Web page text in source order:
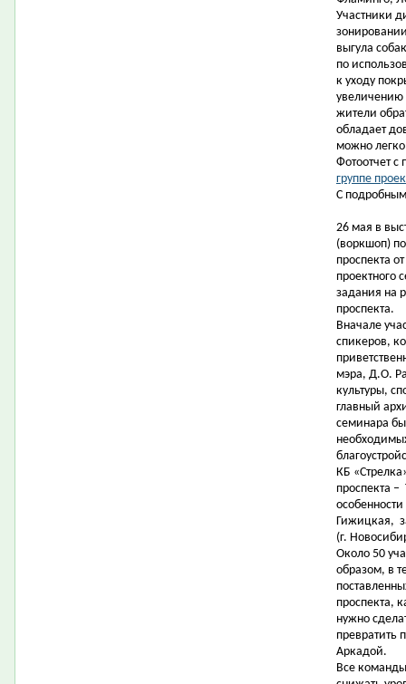
Участники
выгула
по
к уходу
увеличению
жители
обладает
можно
Фотоотчет
группе
С
26 мая в
(воркшоп)
проспекта
проектного
задания на
проспекта.
Вначале
спикеров,
мэра, Д.О.
культуры,
главный
семинара
КБ
проспекта –
Гижицкая,
(г.
Около 50
образом, в
проспекта,
нужно
превратить
Аркадой.
Все